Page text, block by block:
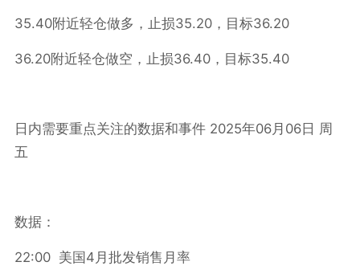
35.40附近轻仓做多，止损35.20，目标36.20
36.20附近轻仓做空，止损36.40，目标35.40
日内需要重点关注的数据和事件2025年06月 06日 周
五
数据：
22:00 美国 4 月批发销售月率